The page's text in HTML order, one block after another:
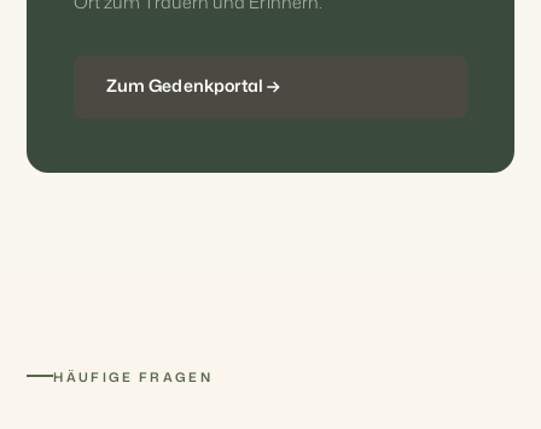
Zum Gedenkportal
HÄUFIGE FRAGEN